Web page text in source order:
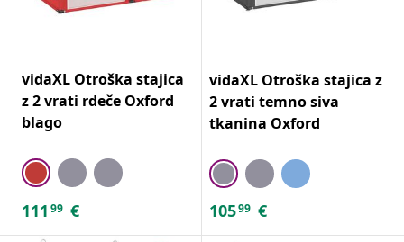
vidaXL Otroška stajica
z 2 vrati rdeče Oxford
blago
111 99 €
vidaXL Otroška stajica z
2 vrati temno siva
tkanina Oxford
10599 €